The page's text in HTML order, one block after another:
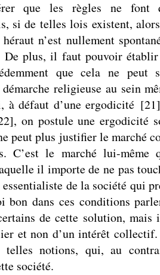
que les règles ne font
si de telles lois existent,
n’est nullement
De plus, il faut pouvoir
que cela ne peut
religieuse au sein
à défaut d’une ergodicité [21]
], on postule une ergodicité
peut plus justifier le marché
C’est le marché lui-même
il importe de ne pas
de la société qui
bon dans ces conditions
de cette solution, mais
et non d’un intérêt
telles notions, qui, au
société.